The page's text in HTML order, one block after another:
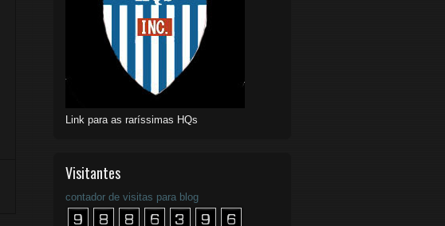
Link para as raríssimas HQs
Visitantes
contador de visitas para blog